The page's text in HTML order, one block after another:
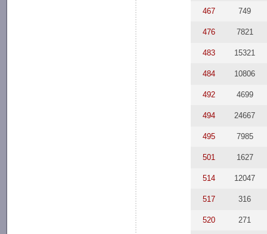
467 749
476 7821
483 15321
484 10806
492 4699
494 24667
495 7985
501 1627
514 12047
517 316
520 271